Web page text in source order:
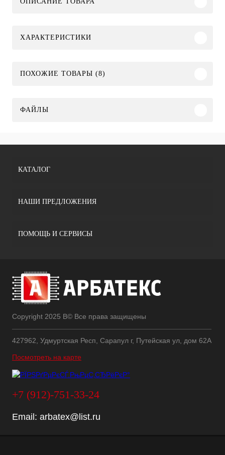
ХАРАКТЕРИСТИКИ
ПОХОЖИЕ ТОВАРЫ (8)
ФАЙЛЫ
КАТАЛОГ
НАШИ ПРЕДЛОЖЕНИЯ
ПОМОЩЬ И СЕРВИСЫ
Copyright 2025 В© Все права защищены
427962, Удмуртская Респ, Сарапул г, Путейская ул, дом 62А
Посмотреть на карте
+7 (912)-751-33-24
Email: arbatex@list.ru